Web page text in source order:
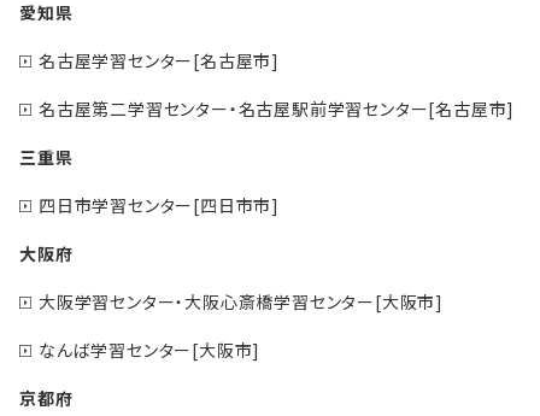
愛知県
名古屋学習センター[名古屋市]
名古屋第二学習センター・名古屋駅前学習センター[名古屋市]
三重県
四日市学習センター[四日市市]
大阪府
大阪学習センター・大阪心斎橋学習センター[大阪市]
なんば学習センター[大阪市]
京都府